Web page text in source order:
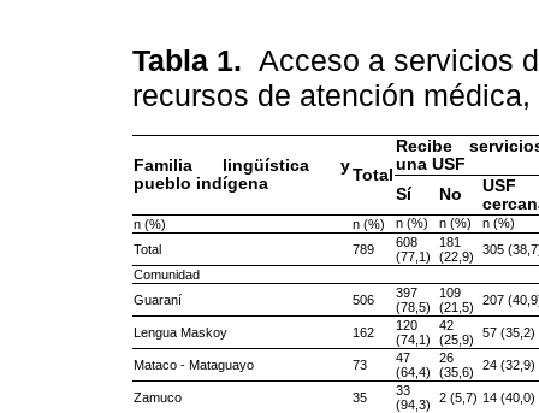
Tabla 1. Acceso a servicios
recursos de atención
Familia lingüística y
pueblo indígena
Total
Recibe
una USF
Sí
No
USF
n (%) n (%) n (%) n (%)
n (%)
Total
789
608
(77,1)
181
(22,9)
305
Comunidad
Guaraní
506
397
(78,5)
109
(21,5)
207
Lengua Maskoy 162
120
(74,1)
42
(25,9)
57 (35,2)
Mataco - Mataguayo 73
47
(64,4)
26
(35,6)
24 (32,9)
Zamuco 35
33
(94,3)
2 (5,7) 14 (40,0)